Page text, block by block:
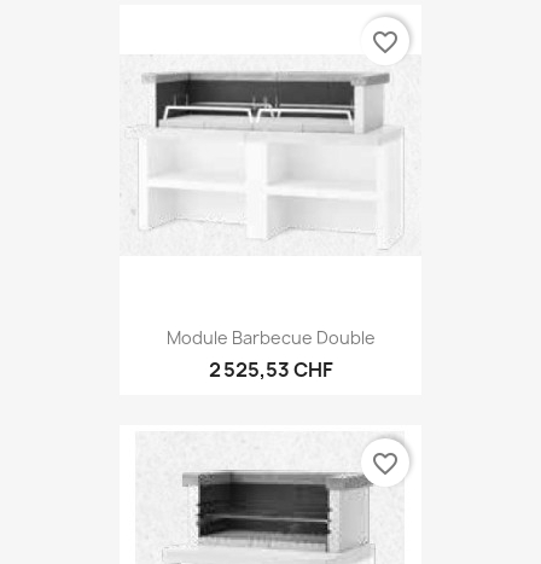
Module Barbecue Double
2 525,53 CHF
favorite_border
favorite_border